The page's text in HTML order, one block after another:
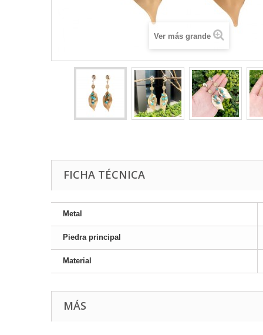
Ver más grande
FICHA TÉCNICA
Metal
Piedra principal
Material
MÁS